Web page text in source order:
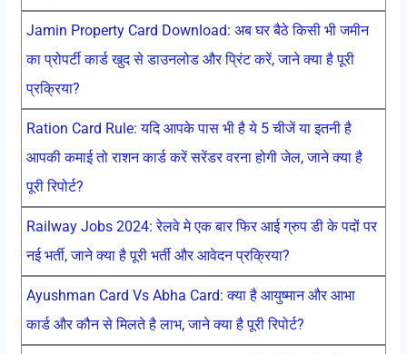
Jamin Property Card Download: अब घर बैठे किसी भी जमीन
का प्रोपर्टी कार्ड खुद से डाउनलोड और प्रिंट करें, जाने क्या है पूरी
प्रक्रिया?
Ration Card Rule: यदि आपके पास भी है ये 5 चीजें या इतनी है
आपकी कमाई तो राशन कार्ड करें सरेंडर वरना होगी जेल, जाने क्या है
पूरी रिपोर्ट?
Railway Jobs 2024: रेलवे मे एक बार फिर आई ग्रुप डी के पदों पर
नई भर्ती, जाने क्या है पूरी भर्ती और आवेदन प्रक्रिया?
Ayushman Card Vs Abha Card: क्या है आयुष्मान और आभा
कार्ड और कौन से मिलते है लाभ, जाने क्या है पूरी रिपोर्ट?